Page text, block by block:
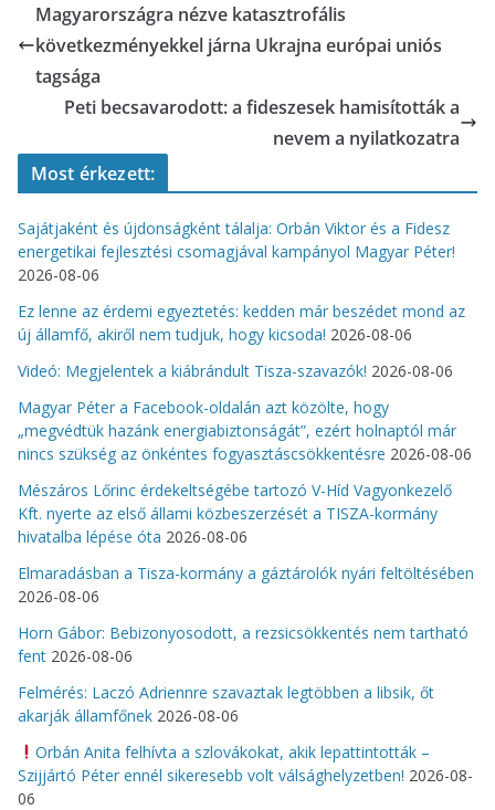
Magyarországra nézve katasztrofális
következményekkel járna Ukrajna európai uniós
tagsága
Peti becsavarodott: a fideszesek hamisították a
nevem a nyilatkozatra
Most érkezett:
Sajátjaként és újdonságként tálalja: Orbán Viktor és a Fidesz
energetikai fejlesztési csomagjával kampányol Magyar Péter!
2026-08-06
Ez lenne az érdemi egyeztetés: kedden már beszédet mond az
új államfő, akiről nem tudjuk, hogy kicsoda! 2026-08-06
Videó: Megjelentek a kiábrándult Tisza-szavazók! 2026-08-06
Magyar Péter a Facebook-oldalán azt közölte, hogy
„megvédtük hazánk energiabiztonságát”, ezért holnaptól már
nincs szükség az önkéntes fogyasztáscsökkentésre 2026-08-06
Mészáros Lőrinc érdekeltségébe tartozó V-Híd Vagyonkezelő
Kft. nyerte az első állami közbeszerzését a TISZA-kormány
hivatalba lépése óta 2026-08-06
Elmaradásban a Tisza-kormány a gáztárolók nyári feltöltésében
2026-08-06
Horn Gábor: Bebizonyosodott, a rezsicsökkentés nem tartható
fent 2026-08-06
Felmérés: Laczó Adriennre szavaztak legtöbben a libsik, őt
akarják államfőnek 2026-08-06
Orbán Anita felhívta a szlovákokat, akik lepattintották –
Szijjártó Péter ennél sikeresebb volt válsághelyzetben! 2026-08-
06